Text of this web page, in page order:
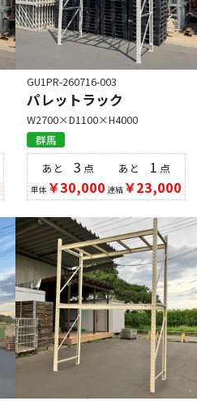
GU1PR-260716-003
パレットラック
W2700×D1100×H4000
群馬
あと3 点
単体 ￥30,000
あと 1 点
連結￥23,000